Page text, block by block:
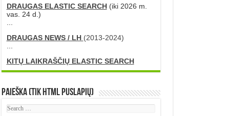
DRAUGAS ELASTIC SEARCH(iki 2026 m.
vas. 24 d.)
...
DRAUGAS NEWS / LH (2013-2024)
...
KITŲ LAIKRAŠČIŲ ELASTIC SEARCH
Paieška (tik HTML puslapių)